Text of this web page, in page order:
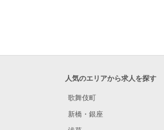
人気のエリアから求人を探す
歌舞伎町
新橋・銀座